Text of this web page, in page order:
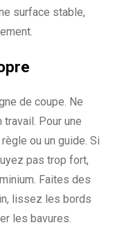
surface stable,
de coupe. Ne
Pour une
ou un guide. Si
pas trop fort,
Faites des
lissez les bords
les bavures.